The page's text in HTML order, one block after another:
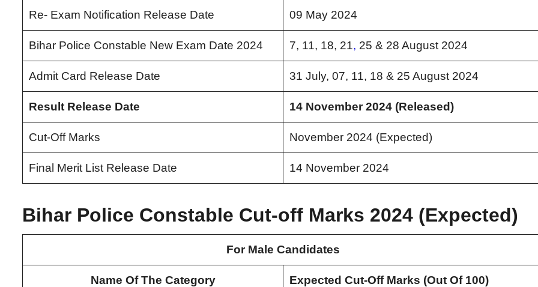
Re- Exam Notification Release Date 09 May 2024
Bihar Police Constable New Exam Date 2024 7, 11, 18, 21, 25 & 28 August 2024
Admit Card Release Date 31 July, 07, 11, 18 & 25 August 2024
Result Release Date 14 November 2024 (Released)
Cut-Off Marks November 2024 (Expected)
Final Merit List Release Date 14 November 2024
Bihar Police Constable Cut-off Marks 2024 (Expected)
For Male Candidates
Name Of The Category Expected Cut-Off Marks (Out Of 100)